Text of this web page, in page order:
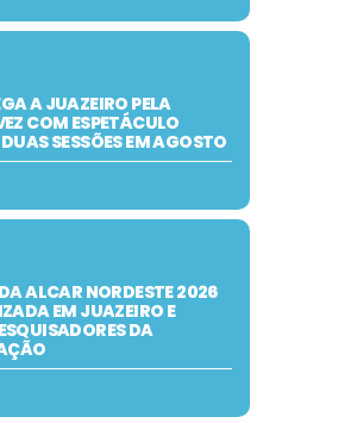
A JUAZEIRO PELA
COM ESPETÁCULO
SESSÕES EM AGOSTO
ALCAR NORDESTE 2026
EM JUAZEIRO E
DA